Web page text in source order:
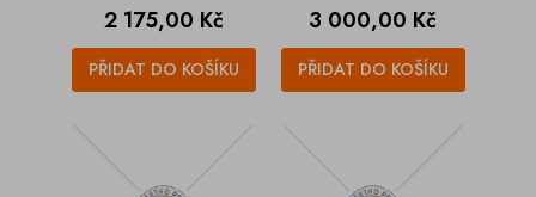
Cena
2 175,00 Kč
PŘIDAT DO KOŠÍKU
Cena
3 000,00 Kč
PŘIDAT DO KOŠÍKU